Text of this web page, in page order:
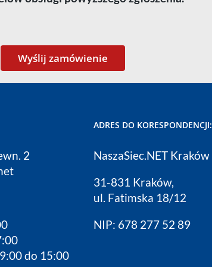
2
do 15:00
ADRES DO KORESPONDENCJI:
NaszaSiec.NET Kraków
31-831 Kraków,
ul. Fatimska 18/12
NIP: 678 277 52 89